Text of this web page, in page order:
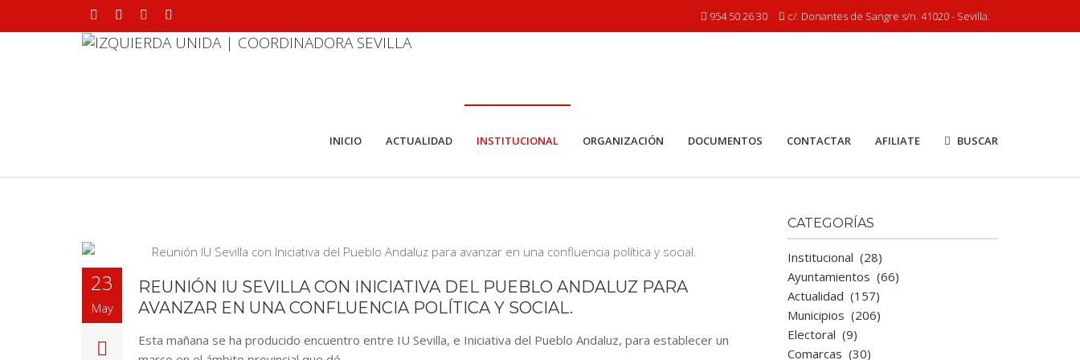
954 50 26 30 c/. Donantes de Sangre s/n. 41020 - Sevilla.
INICIO ACTUALIDAD INSTITUCIONAL ORGANIZACIÓN DOCUMENTOS CONTACTAR AFILIATE BUSCAR
23
May
REUNIÓN IU SEVILLA CON INICIATIVA DEL PUEBLO ANDALUZ PARA
AVANZAR EN UNA CONFLUENCIA POLÍTICA Y SOCIAL.
Esta mañana se ha producido encuentro entre IU Sevilla, e Iniciativa del Pueblo Andaluz, para establecer un
CATEGORÍAS
Institucional (28)
Ayuntamientos (66)
Actualidad (157)
Municipios (206)
Electoral (9)
Comarcas (30)